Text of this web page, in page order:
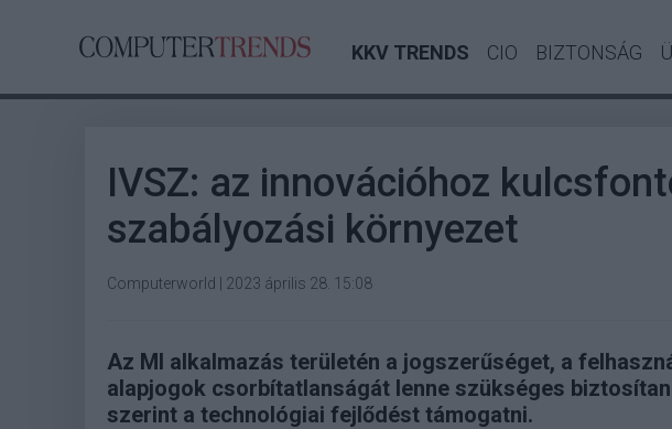
KKV TRENDS CIO BIZTONSÁG
IVSZ: az innovációhoz
szabályozási környezet
Computerworld 2023 április 28. 15:08
Az MI alkalmazás területén a jogszerűséget, a
alapjogok csorbítatlanságát lenne szükséges
szerint a technológiai fejlődést támogatni.